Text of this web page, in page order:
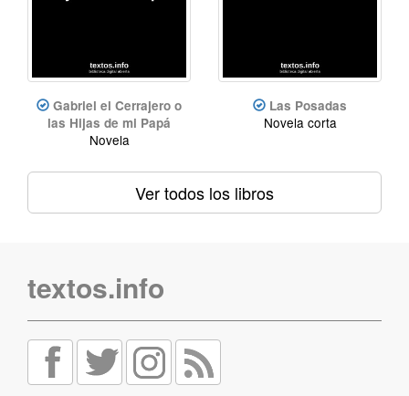
Gabriel el Cerrajero o
las Hijas de mi Papá
Novela
Las Posadas
Novela corta
Ver todos los libros
textos.info